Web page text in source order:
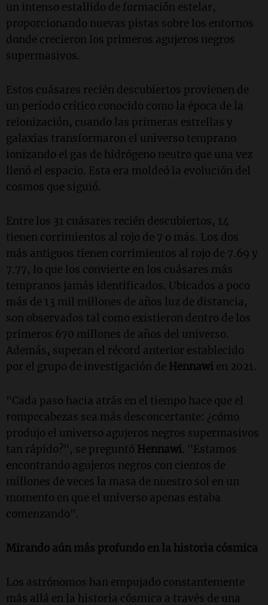
un intenso estallido de formación estelar,
proporcionando nuevas pistas sobre los entornos
donde crecieron los primeros agujeros negros
supermasivos.
Estos cuásares recién descubiertos provienen de
un período crítico conocido como la época de la
reionización, cuando las primeras estrellas y
galaxias transformaron el universo temprano
ionizando el gas de hidrógeno neutro que una vez
llenó el espacio. Esta era moldeó la evolución del
cosmos que siguió.
Entre los 31 cuásares recién descubiertos, 14
tienen corrimientos al rojo de 7 o más. Los dos
más antiguos tienen corrimientos al rojo de 7.69 y
7.77, lo que los convierte en los cuásares más
tempranos jamás identificados. Ubicados a poco
más de 13 mil millones de años luz de distancia,
son observados tal como existieron dentro de los
primeros 670 millones de años del universo.
Además, superan el récord anterior establecido
por el grupo de investigación de Hennawi en 2021.
"Cada paso hacia atrás en el tiempo hace que el
rompecabezas sea más desconcertante: ¿cómo
produjo el universo agujeros negros supermasivos
tan rápido?", se preguntó Hennawi. "Estamos
encontrando agujeros negros con cientos de
millones de veces la masa de nuestro sol en un
momento en que el universo apenas estaba
comenzando".
Mirando aún más profundo en la historia cósmica
Los astrónomos han empujado constantemente
más allá en la historia cósmica a través de una